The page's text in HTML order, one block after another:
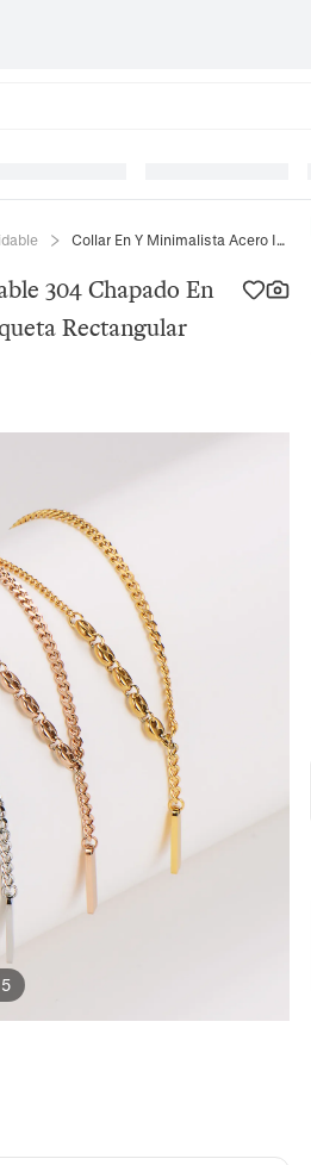
Collar En Y Minimalista Acero Inoxidable 304 Chapado En Oro 18K Colgante Barra De Suerte Etiqueta Rectangular Eslabón Café
304 Chapado En
Rectangular
5